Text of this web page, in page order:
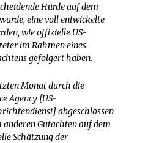
Hürde auf dem
eine voll entwickelte
wie offizielle US-
im Rahmen eines
gefolgert haben.
Monat durch die
Agency [US-
abgeschlossen
Gutachten auf dem
Schätzung der